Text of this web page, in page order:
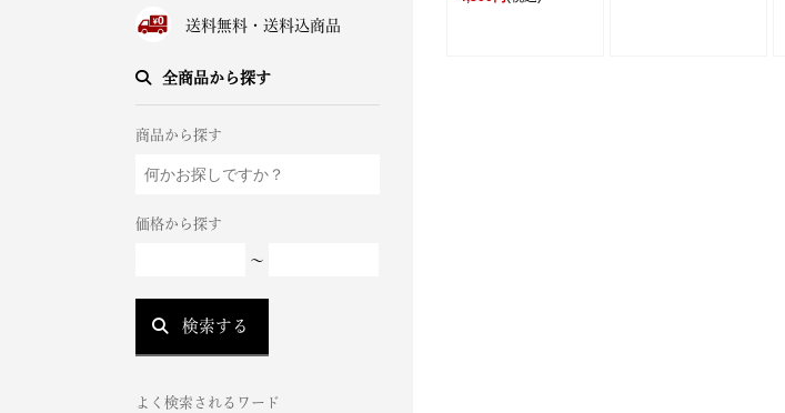
送料無料・送料込商品
全商品から探す
商品から探す
価格から探す
～
検索する
よく検索されるワード